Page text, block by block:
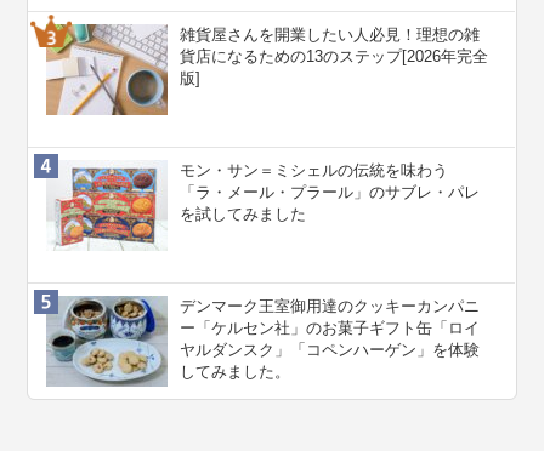
雑貨屋さんを開業したい人必見！理想の雑
貨店になるための13のステップ[2026年完全
版]
モン・サン＝ミシェルの伝統を味わう
「ラ・メール・プラール」のサブレ・パレ
を試してみました
デンマーク王室御用達のクッキーカンパニ
ー「ケルセン社」のお菓子ギフト缶「ロイ
ヤルダンスク」「コペンハーゲン」を体験
してみました。